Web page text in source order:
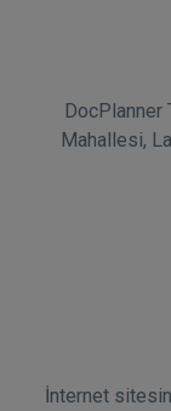
DocPlanner
Mahallesi,
İnternet